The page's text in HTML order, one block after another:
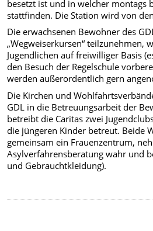
besetzt ist und in welcher montags
stattfinden. Die Station wird von
Die erwachsenen Bewohner des
„Wegweiserkursen“ teilzunehmen,
Jugendlichen auf freiwilliger Basis
den Besuch der Regelschule
werden außerordentlich gern
Die Kirchen und
GDL in die Betreuungsarbeit der
betreibt die Caritas zwei
die jüngeren Kinder betreut. Beide
gemeinsam ein Frauenzentrum,
Asylverfahrensberatung wahr und
und Gebrauchtkleidung).